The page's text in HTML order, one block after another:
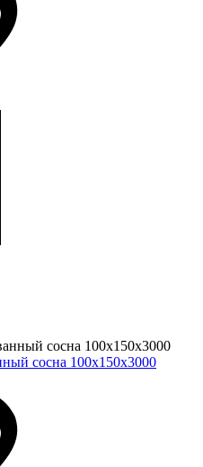
сосна 100х150х3000